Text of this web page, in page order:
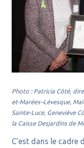
Photo : Patricia Côté,
et-Marées–Lévesque,
Sainte-Luce, Geneviève
la Caisse Desjardins de
C’est dans le cadre